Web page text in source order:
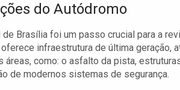
do Autódromo
Brasília foi um passo crucial para a
infraestrutura de última geração,
como: o asfalto da pista,
de modernos sistemas de segurança.